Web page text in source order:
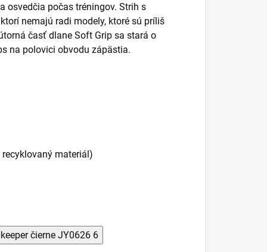
osvedčia počas tréningov. Strih s
nemajú radi modely, ktoré sú príliš
časť dlane Soft Grip sa stará o
na polovici obvodu zápästia.
recyklovaný materiál)